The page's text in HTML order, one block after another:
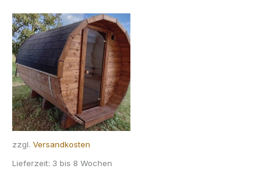
Die
Optionen
können
auf
der
Produktseite
gewählt
zzgl. Versandkosten
Lieferzeit: 3 bis 8 Wochen